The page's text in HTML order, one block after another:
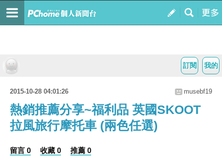
我的
訂閱
2015-10-28 04:01:26 musebf19
熱銷推薦分享~福利品 英國SKOOT
拉風旅行摩托車 (兩色任選)
留言 0 收藏 0 推薦 0